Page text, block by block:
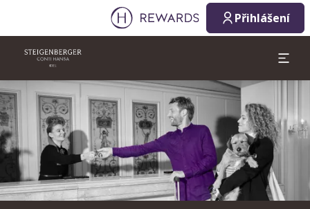
Přihlášení
Sklíčko 1 z 1